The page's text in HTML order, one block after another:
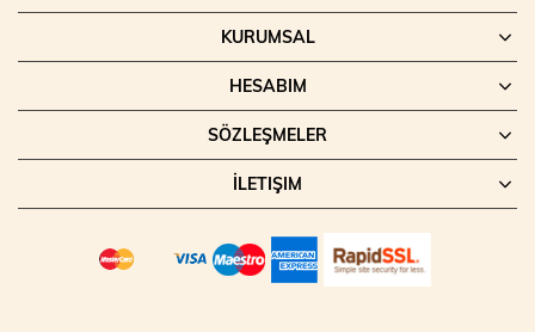
KURUMSAL
HESABIM
SÖZLEŞMELER
İLETIŞIM